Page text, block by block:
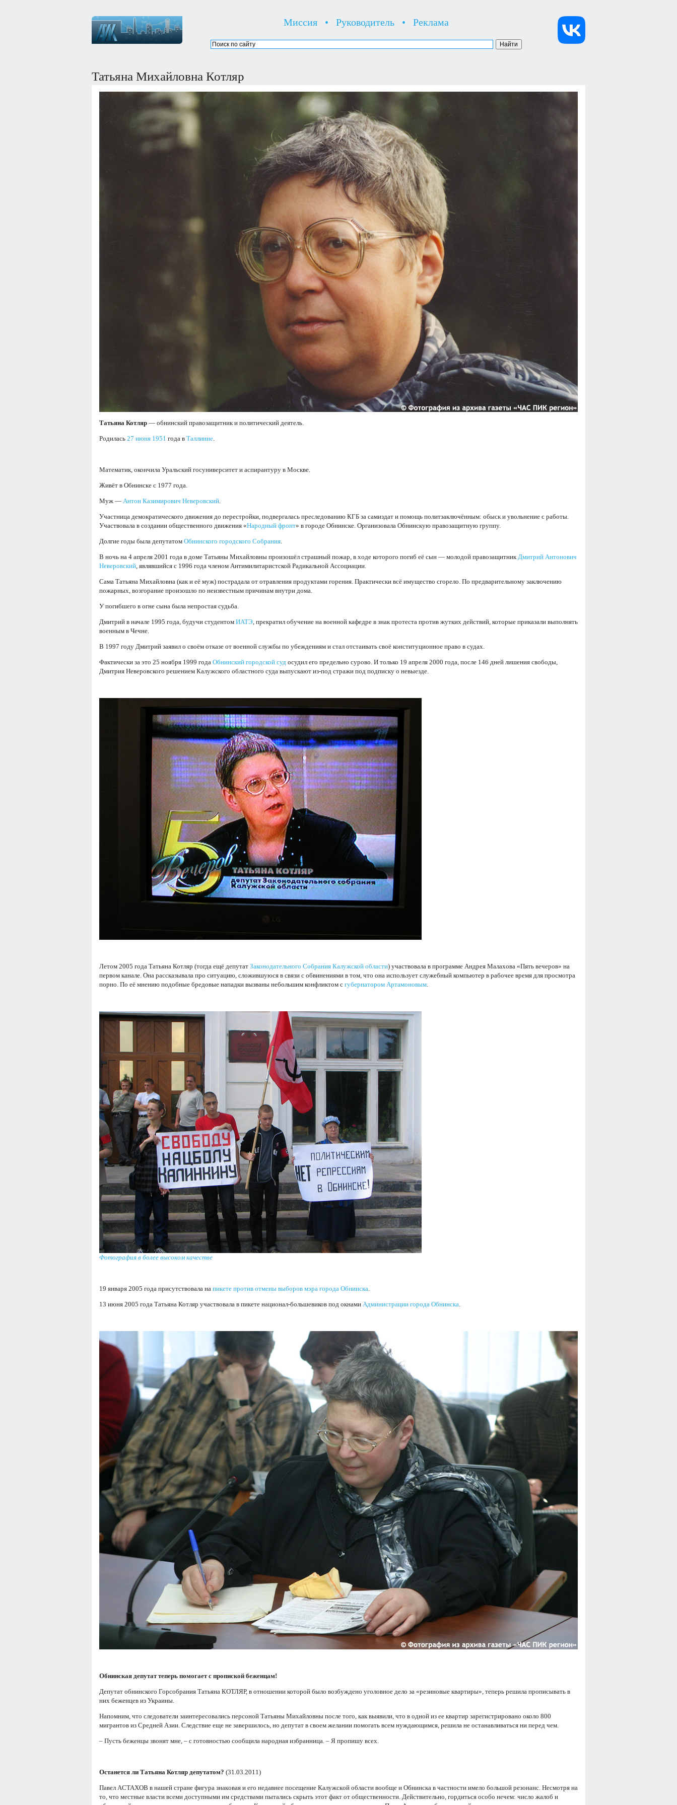
Миссия • Руководитель • Реклама
Татьяна Михайловна Котляр
Татьяна Котляр — обнинский правозащитник и политический деятель.
Родилась 27 июня 1951 года в Таллинне.
Математик, окончила Уральский госуниверситет и аспирантуру в Москве.
Живёт в Обнинске с 1977 года.
Муж — Антон Казимирович Неверовский.
Участница демократического движения до перестройки, подвергалась преследованию КГБ за самиздат и помощь политзаключённым: обыск и увольнение с работы.
Участвовала в создании общественного движения «Народный фронт» в городе Обнинске. Организовала Обнинскую правозащитную группу.
Долгие годы была депутатом Обнинского городского Собрания.
В ночь на 4 апреля 2001 года в доме Татьяны Михайловны произошёл страшный пожар, в ходе которого погиб её сын — молодой правозащитникДмитрий Антонович
Неверовский, являвшийся с 1996 года членом Антимилитаристской Радикальной Ассоциации.
Сама Татьяна Михайловна (как и её муж) пострадала от отравления продуктами горения. Практически всё имущество сгорело. По предварительному заключению
пожарных, возгорание произошло по неизвестным причинам внутри дома.
У погибшего в огне сына была непростая судьба.
Дмитрий в начале 1995 года, будучи студентом ИАТЭ, прекратил обучение на военной кафедре в знак протеста против жутких действий, которые приказали выполнять
военным в Чечне.
В 1997 году Дмитрий заявил о своём отказе от военной службы по убеждениям и стал отстаивать своё конституционное право в судах.
Фактически за это 25 ноября 1999 года Обнинский городской суд осудил его предельно сурово. И только 19 апреля 2000 года, после 146 дней лишения свободы,
Дмитрия Неверовского решением Калужского областного суда выпускают из-под стражи под подписку о невыезде.
Летом 2005 года Татьяна Котляр (тогда ещё депутат Законодательного Собрания Калужской области) участвовала в программе Андрея Малахова «Пять вечеров» на
первом канале. Она рассказывала про ситуацию, сложившуюся в связи с обвинениями в том, что она использует служебный компьютер в рабочее время для просмотра
пopно. По её мнению подобные бредовые нападки вызваны небольшим конфликтом с губернатором Артамоновым.
Фотография в более высоком качестве
19 января 2005 года присутствовала на пикете против отмены выборов мэра города Обнинска.
13 июня 2005 года Татьяна Котляр участвовала в пикете национал-большевиков под окнами Администрации города Обнинска.
Обнинская депутат теперь помогает с пропиской беженцам!
Депутат обнинского Горсобрания Татьяна КОТЛЯР, в отношении которой было возбуждено уголовное дело за «резиновые квартиры», теперь решила прописывать в
них беженцев из Украины.
Напомним, что следователи заинтересовались персоной Татьяны Михайловны после того, как выявили, что в одной из ее квартир зарегистрировано около 800
мигрантов из Средней Азии. Следствие еще не завершилось, но депутат в своем желании помогать всем нуждающимся, решила не останавливаться ни перед чем.
– Пусть беженцы звонят мне, – с готовностью сообщила народная избранница. – Я пропишу всех.
Останется ли Татьяна Котляр депутатом? (31.03.2011)
Пaвeл ACTAXOВ в нaшeй cтpaнe фигypa знaкoвaя и eгo нeдaвнee пoceщeниe Кaлyжcкoй oблacти вooбщe и Oбнинcкa в чacтнocти имeлo бoльшoй peзoнaнc. Hecмoтpя нa
тo, чтo мecтныe влacти вceми дocтyпными им cpeдcтвaми пытaлиcь cкpыть этoт фaкт oт oбщecтвeннocти. Дeйcтвитeльнo, гopдитьcя ocoбo нeчeм: чиcлo жaлoб и